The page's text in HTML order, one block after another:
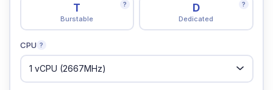
T
Burstable
? D
Dedicated
?
CPU ?